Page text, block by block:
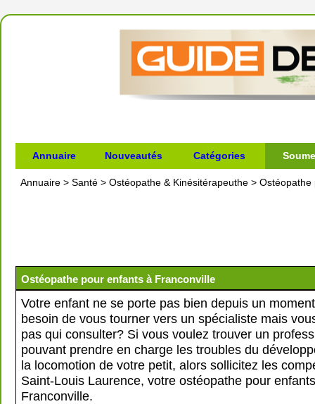
Annuaire Nouveautés Catégories
Annuaire > Santé > Ostéopathe & Kinésitérapeuthe > Ostéopathe
Ostéopathe pour enfants à Franconville
Votre enfant ne se porte pas bien depuis un
besoin de vous tourner vers un spécialiste mais
pas qui consulter? Si vous voulez trouver un
pouvant prendre en charge les troubles du
la locomotion de votre petit, alors sollicitez les
Saint-Louis Laurence, votre ostéopathe pour
Franconville.